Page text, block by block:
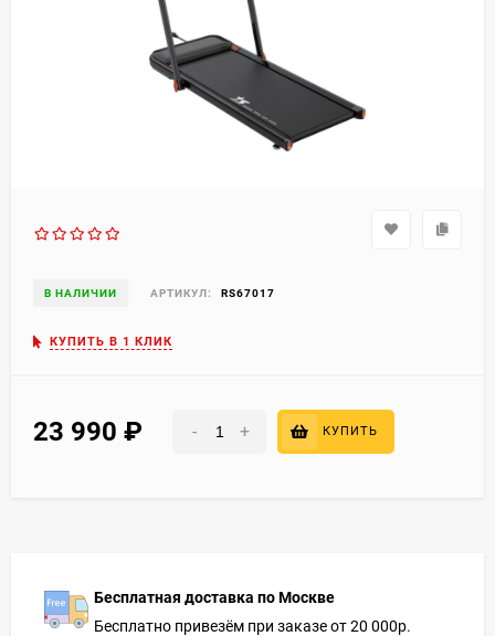
В НАЛИЧИИ АРТИКУЛ: RS67017
КУПИТЬ В 1 КЛИК
23 990 - + КУПИТЬ
Бесплатная доставка по Москве
Бесплатно привезём при заказе от 20 000р.